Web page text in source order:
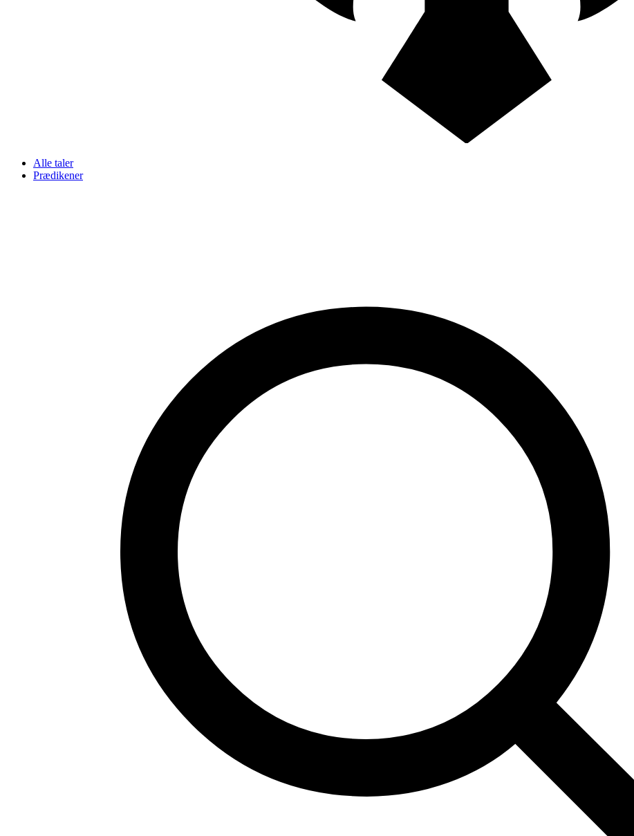
Alle taler
Prædikener